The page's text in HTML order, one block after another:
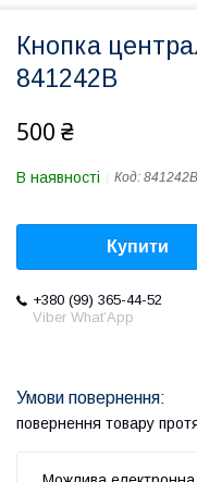
Кнопка
841242B
500 ₴
В наявності Код: 841242B
Купити
+380 (99) 365-44-52
Viber What’App
повернення товару